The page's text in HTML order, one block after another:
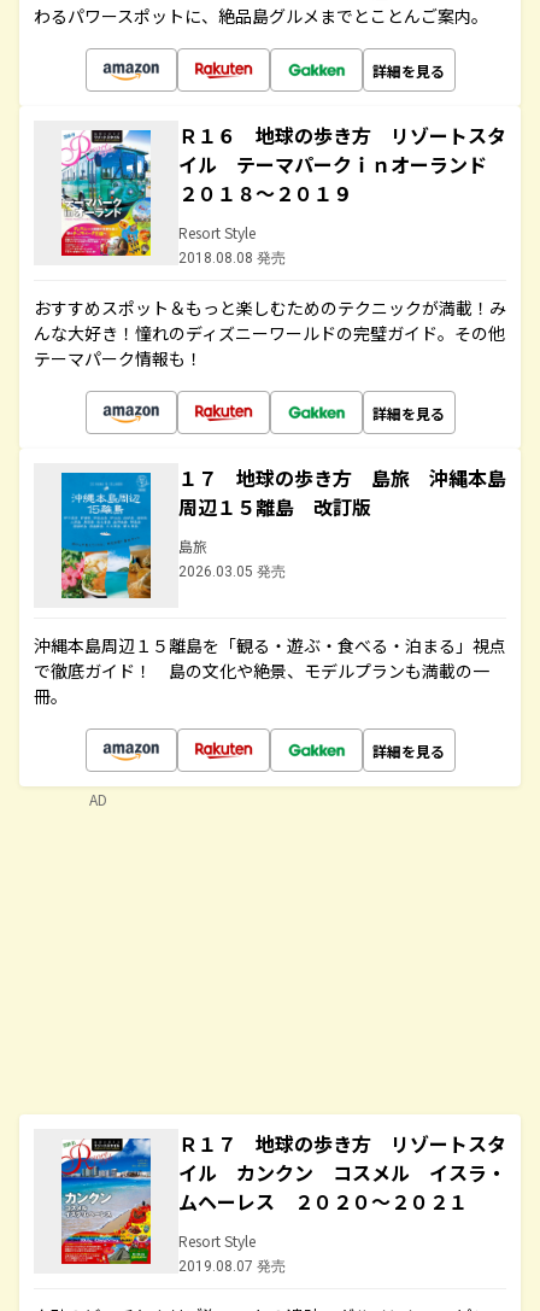
わるパワースポットに、絶品島グルメまでとことんご案内。
詳細を見る
Ｒ１６ 地球の歩き方 リゾートスタ
イル テーマパークｉｎオーランド
２０１８～２０１９
Resort Style
2018.08.08 発売
おすすめスポット＆もっと楽しむためのテクニックが満載！み
んな大好き！憧れのディズニーワールドの完璧ガイド。その他
テーマパーク情報も！
詳細を見る
１７ 地球の歩き方 島旅 沖縄本島
周辺１５離島 改訂版
島旅
2026.03.05 発売
沖縄本島周辺１５離島を「観る・遊ぶ・食べる・泊まる」視点
で徹底ガイド！ 島の文化や絶景、モデルプランも満載の一
冊。
詳細を見る
Ｒ１７ 地球の歩き方 リゾートスタ
イル カンクン コスメル イスラ・
ムヘーレス ２０２０～２０２１
Resort Style
2019.08.07 発売
AD